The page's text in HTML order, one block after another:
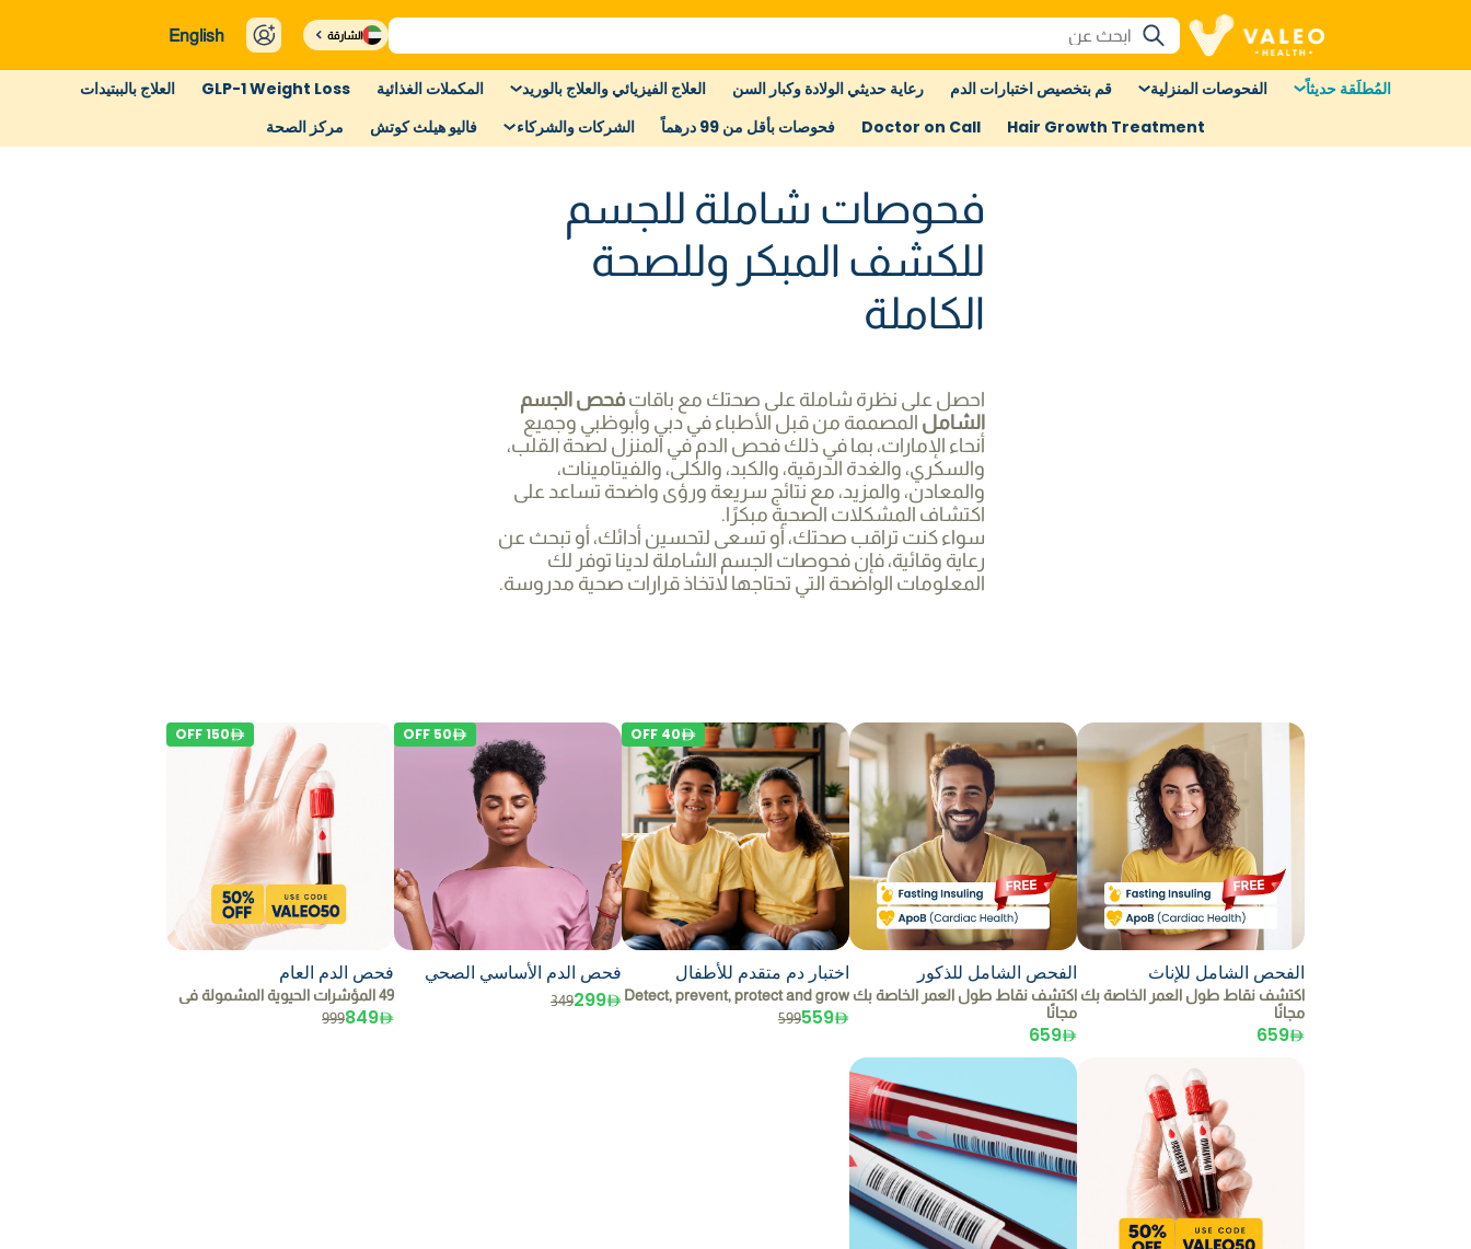
الشارقة English
المُطلَقة حديثاً الفحوصات المنزلية قم بتخصيص اختبارات الدم رعاية حديثي الولادة وكبار السن العلاج الفيزيائي والعلاج بالوريد المكملات الغذائية GLP-1 Weight Loss
العلاج بالببتيدات
Hair Growth Treatment
Doctor on Call فحوصات بأقل من 99 درهماً الشركات والشركاء فاليو هيلث كوتش مركز الصحة
فحوصات شاملة للجسم
للكشف المبكر وللصحة
الكاملة
احصل على نظرة شاملة على صحتك مع باقاتفحص الجسم
الشامل المصممة من قبل الأطباء في دبي وأبوظبي وجميع
أنحاء الإمارات، بما في ذلك فحص الدم في المنزل لصحة القلب،
والسكري، والغدة الدرقية، والكبد، والكلى، والفيتامينات،
والمعادن، والمزيد، مع نتائج سريعة ورؤى واضحة تساعد على
اكتشاف المشكلات الصحية مبكرًا.
سواء كنت تراقب صحتك، أو تسعى لتحسين أدائك، أو تبحث عن
رعاية وقائية، فإن فحوصات الجسم الشاملة لدينا توفر لك
المعلومات الواضحة التي تحتاجها لاتخاذ قرارات صحية مدروسة.
الفحص الشامل للإناث
اكتشف نقاط طول العمر الخاصة بك
مجانًا
659
الفحص الشامل للذكور
اكتشف نقاط طول العمر الخاصة بك
مجانًا
659
اختبار دم متقدم للأطفال
Detect, prevent, protect and grow
559
599
40
OFF
فحص الدم الأساسي الصحي
299
349
50
OFF
فحص الدم العام
49 المؤشرات الحيوية المشمولة في
849
999
150
OFF